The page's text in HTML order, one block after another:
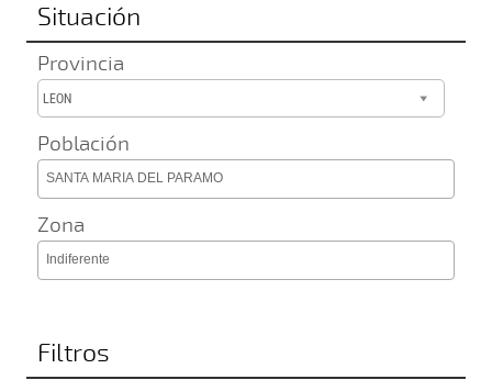
Situación
Provincia
LEON
Población
SANTA MARIA DEL PARAMO
Zona
Indiferente
Filtros